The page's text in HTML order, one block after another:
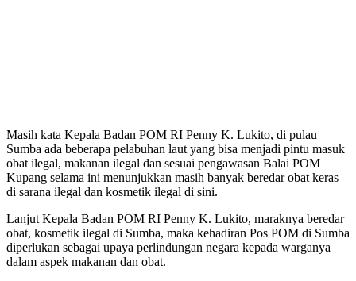
Masih kata Kepala Badan POM RI Penny K. Lukito, di pulau
Sumba ada beberapa pelabuhan laut yang bisa menjadi pintu masuk
obat ilegal, makanan ilegal dan sesuai pengawasan Balai POM
Kupang selama ini menunjukkan masih banyak beredar obat keras
di sarana ilegal dan kosmetik ilegal di sini.
Lanjut Kepala Badan POM RI Penny K. Lukito, maraknya beredar
obat, kosmetik ilegal di Sumba, maka kehadiran Pos POM di Sumba
diperlukan sebagai upaya perlindungan negara kepada warganya
dalam aspek makanan dan obat.